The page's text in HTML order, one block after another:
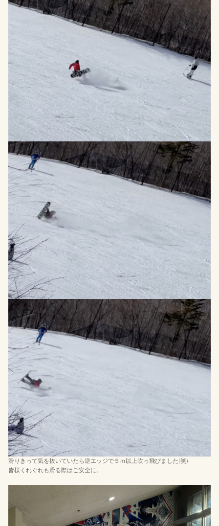
滑りきって気を抜いていたら逆エッジで５ｍ以上吹っ飛びました(笑)
皆様くれぐれも滑る際はご安全に。